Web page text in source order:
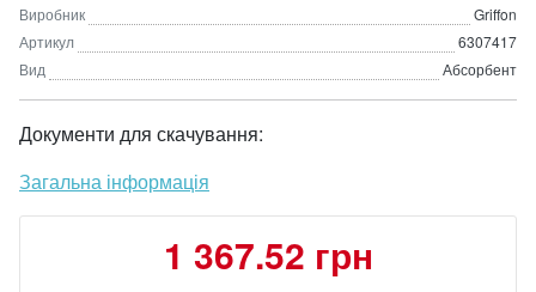
Виробник
Griffon
Артикул
6307417
Вид
Абсорбент
Документи для скачування:
Загальна інформація
1 367.52 грн